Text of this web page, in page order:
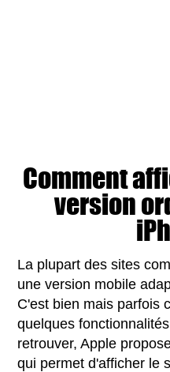
Comment
version
La plupart des sites
une version mobile
C'est bien mais parfois
quelques
retrouver, Apple
qui permet d'afficher le